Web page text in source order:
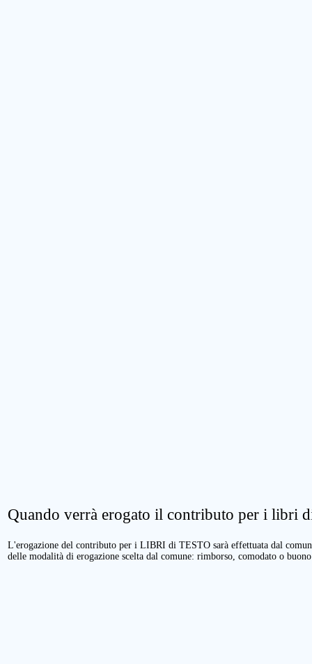
Quando verrà erogato il contributo per i libri
L'erogazione del contributo per i LIBRI di TESTO sarà effettuata dal
delle modalità di erogazione scelta dal comune: rimborso, comodato o